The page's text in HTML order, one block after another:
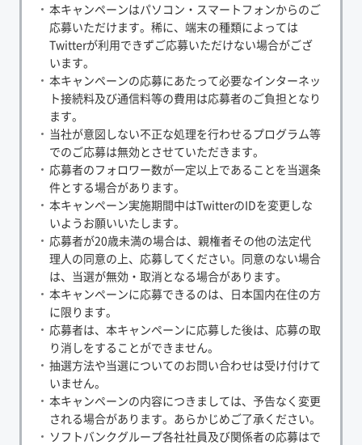
本キャンペーンはパソコン・スマートフォンからのご
応募いただけます。稀に、端末の種類によっては
Twitterが利用できずご応募いただけない場合がござ
います。
本キャンペーンの応募にあたって必要なインターネッ
ト接続料及び通信料等の費用は応募者のご負担となり
ます。
当社が意図しない不正な処理を行わせるプログラム等
でのご応募は無効とさせていただきます。
応募者のフォロワー数が一定以上であることを当選条
件とする場合があります。
本キャンペーン実施期間中はTwitterのIDを変更しな
いようお願いいたします。
応募者が20歳未満の場合は、親権者その他の法定代
理人の同意の上、応募してください。同意のない場合
は、当選が無効・取消となる場合があります。
本キャンペーンに応募できるのは、日本国内在住の方
に限ります。
応募者は、本キャンペーンに応募した後は、応募の取
り消しをすることができません。
抽選方法や当選についてのお問い合わせは受け付けて
いません。
本キャンペーンの内容につきましては、予告なく変更
される場合があります。あらかじめご了承ください。
ソフトバンクグループ各社社員及び関係者の応募はで